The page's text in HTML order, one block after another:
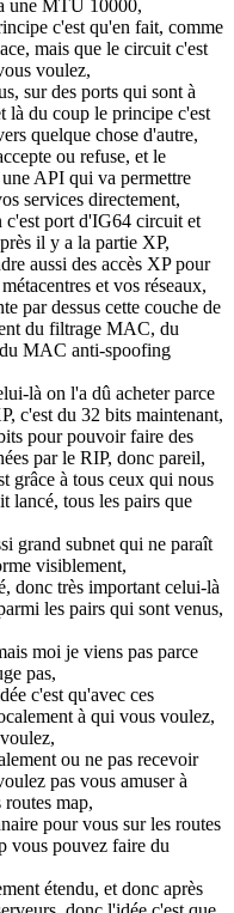
une MTU 10000,
c'est qu'en fait, comme
mais que le circuit c'est
voulez,
sur des ports qui sont à
là du coup le principe c'est
quelque chose d'autre,
ou refuse, et le
API qui va permettre
services directement,
c'est port d'IG64 circuit et
il y a la partie XP,
aussi des accès XP pour
et vos réseaux,
par dessus cette couche de
du filtrage MAC, du
MAC anti-spoofing
là on l'a dû acheter parce
c'est du 32 bits maintenant,
pour pouvoir faire des
par le RIP, donc pareil,
grâce à tous ceux qui nous
lancé, tous les pairs que
grand subnet qui ne paraît
visiblement,
donc très important celui-là
les pairs qui sont venus,
moi je viens pas parce
pas,
c'est qu'avec ces
à qui vous voulez,
ou ne pas recevoir
pas vous amuser à
map,
pour vous sur les routes
vous pouvez faire du
étendu, et donc après